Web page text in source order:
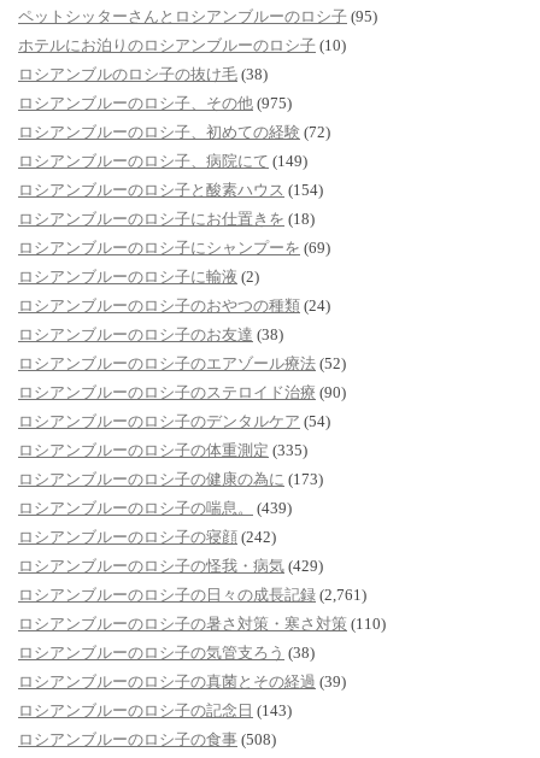
ペットシッターさんとロシアンブルーのロシ子 (95)
ホテルにお泊りのロシアンブルーのロシ子 (10)
ロシアンブルのロシ子の抜け毛 (38)
ロシアンブルーのロシ子、その他 (975)
ロシアンブルーのロシ子、初めての経験 (72)
ロシアンブルーのロシ子、病院にて (149)
ロシアンブルーのロシ子と酸素ハウス (154)
ロシアンブルーのロシ子にお仕置きを (18)
ロシアンブルーのロシ子にシャンプーを (69)
ロシアンブルーのロシ子に輸液 (2)
ロシアンブルーのロシ子のおやつの種類 (24)
ロシアンブルーのロシ子のお友達 (38)
ロシアンブルーのロシ子のエアゾール療法 (52)
ロシアンブルーのロシ子のステロイド治療 (90)
ロシアンブルーのロシ子のデンタルケア (54)
ロシアンブルーのロシ子の体重測定 (335)
ロシアンブルーのロシ子の健康の為に (173)
ロシアンブルーのロシ子の喘息。
(439)
ロシアンブルーのロシ子の寝顔 (242)
ロシアンブルーのロシ子の怪我・病気 (429)
ロシアンブルーのロシ子の日々の成長記録 (2,761)
ロシアンブルーのロシ子の暑さ対策・寒さ対策 (110)
ロシアンブルーのロシ子の気管支ろう (38)
ロシアンブルーのロシ子の真菌とその経過 (39)
ロシアンブルーのロシ子の記念日 (143)
ロシアンブルーのロシ子の食事 (508)